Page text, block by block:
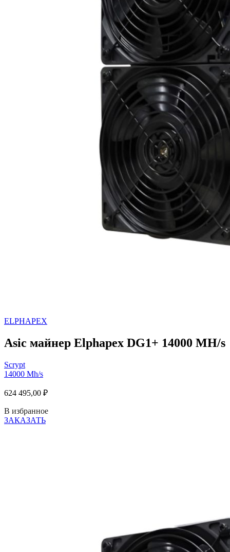
ELPHAPEX
Asic майнер Elphapex DG1+ 14000 MH/s
Scrypt
14000 Mh/s
624 495,00 ₽
В избранное
ЗАКАЗАТЬ